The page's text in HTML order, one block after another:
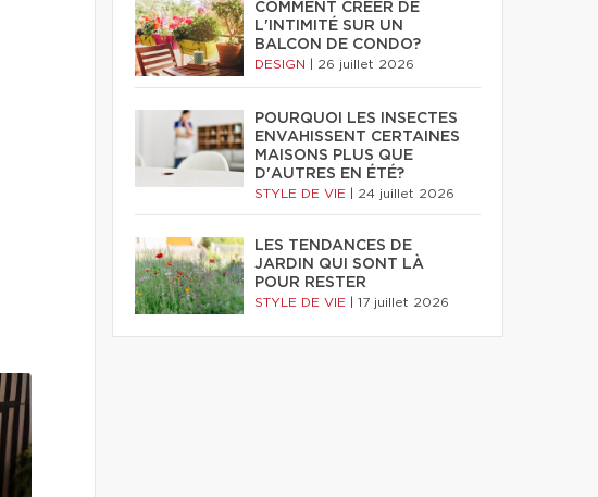
COMMENT CRÉER DE
L'INTIMITÉ SUR UN
BALCON DE CONDO?
DESIGN 26 juillet 2026
POURQUOI LES INSECTES
ENVAHISSENT CERTAINES
MAISONS PLUS QUE
D'AUTRES EN ÉTÉ?
STYLE DE VIE 24 juillet 2026
LES TENDANCES DE
JARDIN QUI SONT LÀ
POUR RESTER
STYLE DE VIE 17 juillet 2026